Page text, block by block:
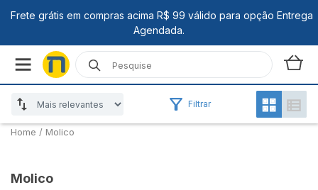
Filtrar
Home / Molico
Molico